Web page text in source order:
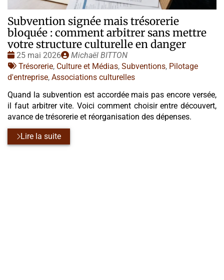
Subvention signée mais trésorerie
bloquée : comment arbitrer sans mettre
votre structure culturelle en danger
Date
:
25 mai 2026
Publié
par
Michaël BITTON
Tags
:
Trésorerie, Culture et Médias, Subventions, Pilotage
d'entreprise, Associations culturelles
Quand la subvention est accordée mais pas encore versée,
il faut arbitrer vite. Voici comment choisir entre découvert,
avance de trésorerie et réorganisation des dépenses.
Lire la suite